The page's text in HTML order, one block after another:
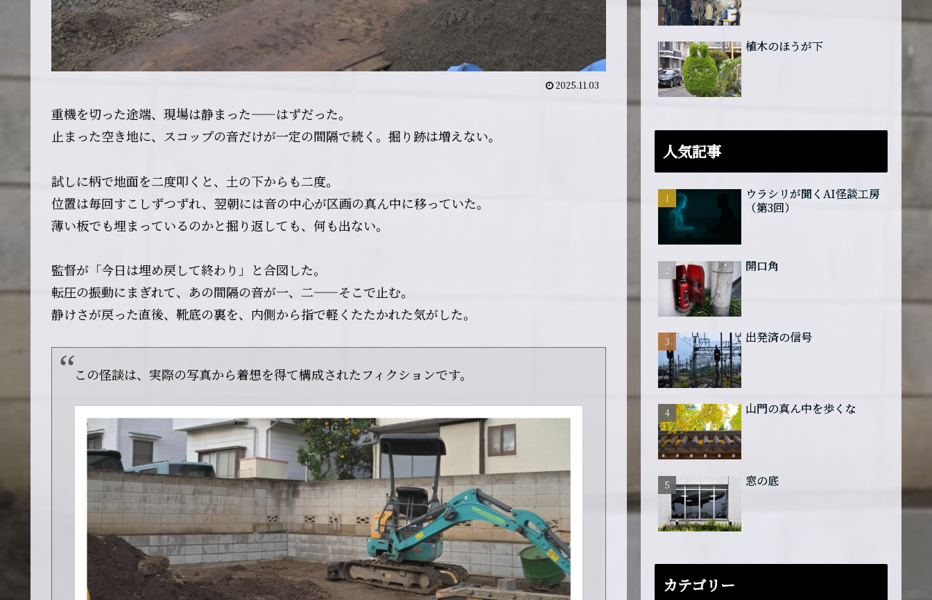
2025.11.03
重機を切った途端、現場は静まった——はずだった。
止まった空き地に、スコップの音だけが一定の間隔で続く。掘り跡は増えない。
試しに柄で地面を二度叩くと、土の下からも二度。
位置は毎回すこしずつずれ、翌朝には音の中心が区画の真ん中に移っていた。
薄い板でも埋まっているのかと掘り返しても、何も出ない。
監督が「今日は埋め戻して終わり」と合図した。
転圧の振動にまぎれて、あの間隔の音が一、二——そこで止む。
静けさが戻った直後、靴底の裏を、内側から指で軽くたたかれた気がした。
この怪談は、実際の写真から着想を得て構成されたフィクションです。
植木のほうが下
人気記事
ウラシリが聞くAI怪談工房
（第3回）
開口角
出発済の信号
山門の真ん中を歩くな
窓の底
カテゴリー